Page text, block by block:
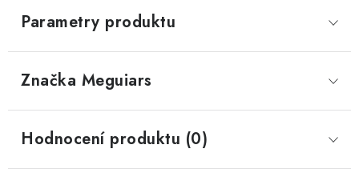
Parametry produktu
Značka Meguiars
Hodnocení produktu (0)